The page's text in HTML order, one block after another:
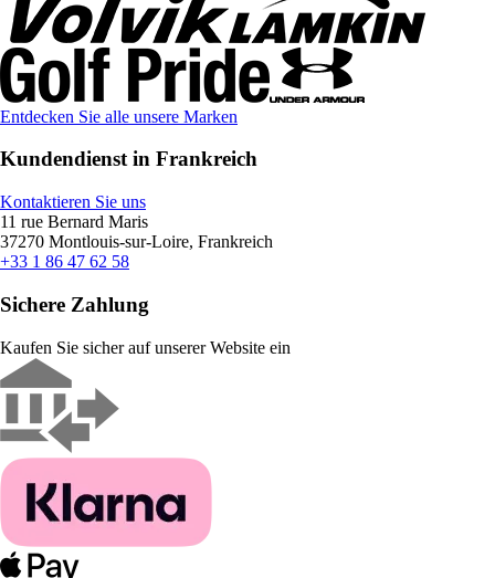
Entdecken Sie alle unsere Marken
Kundendienst in Frankreich
Kontaktieren Sie uns
11 rue Bernard Maris
37270 Montlouis-sur-Loire, Frankreich
+33 1 86 47 62 58
Sichere Zahlung
Kaufen Sie sicher auf unserer Website ein